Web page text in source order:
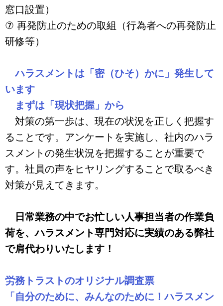
窓口設置）
⑦ 再発防止のための取組（行為者への再発防止
研修等）
ハラスメントは「密（ひそ）かに」発生して
います
まずは「現状把握」から
対策の第一歩は、現在の状況を正しく把握す
ることです。アンケートを実施し、社内のハラ
スメントの発生状況を把握することが重要で
す。社員の声をヒヤリングすることで取るべき
対策が見えてきます。
日常業務の中でお忙しい人事担当者の作業負
荷を、ハラスメント専門対応に実績のある弊社
で肩代わりいたします！
労務トラストのオリジナル調査票
「自分のために、みんなのために！ハラスメン